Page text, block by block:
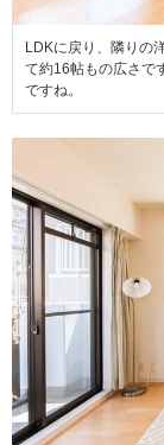
LDKに戻り、隣りの
て約16帖もの広さで
ですね。